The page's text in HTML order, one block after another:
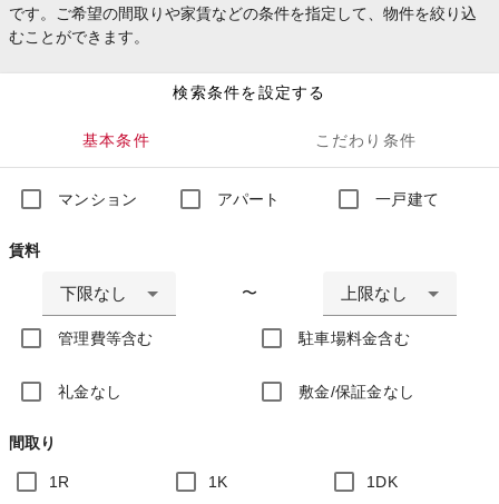
です。ご希望の間取りや家賃などの条件を指定して、物件を絞り込
むことができます。
検索条件を設定する
基本条件 こだわり条件
マンション アパート 一戸建て
賃料
下限なし 〜 上限なし
管理費等含む 駐車場料金含む
礼金なし 敷金/保証金なし
間取り
1R 1K 1DK